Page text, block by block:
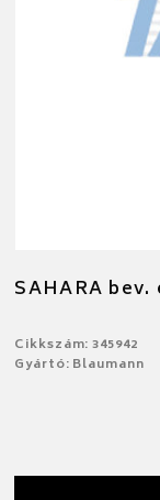
SAHARA
Cikkszám: 345942
Gyártó: Blaumann